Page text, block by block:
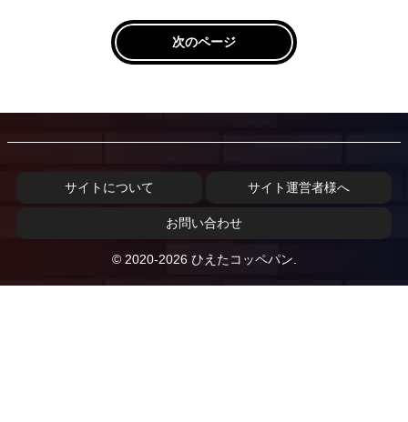
次のページ
サイトについて サイト運営者様へ
お問い合わせ
© 2020-2026 ひえたコッペパン.